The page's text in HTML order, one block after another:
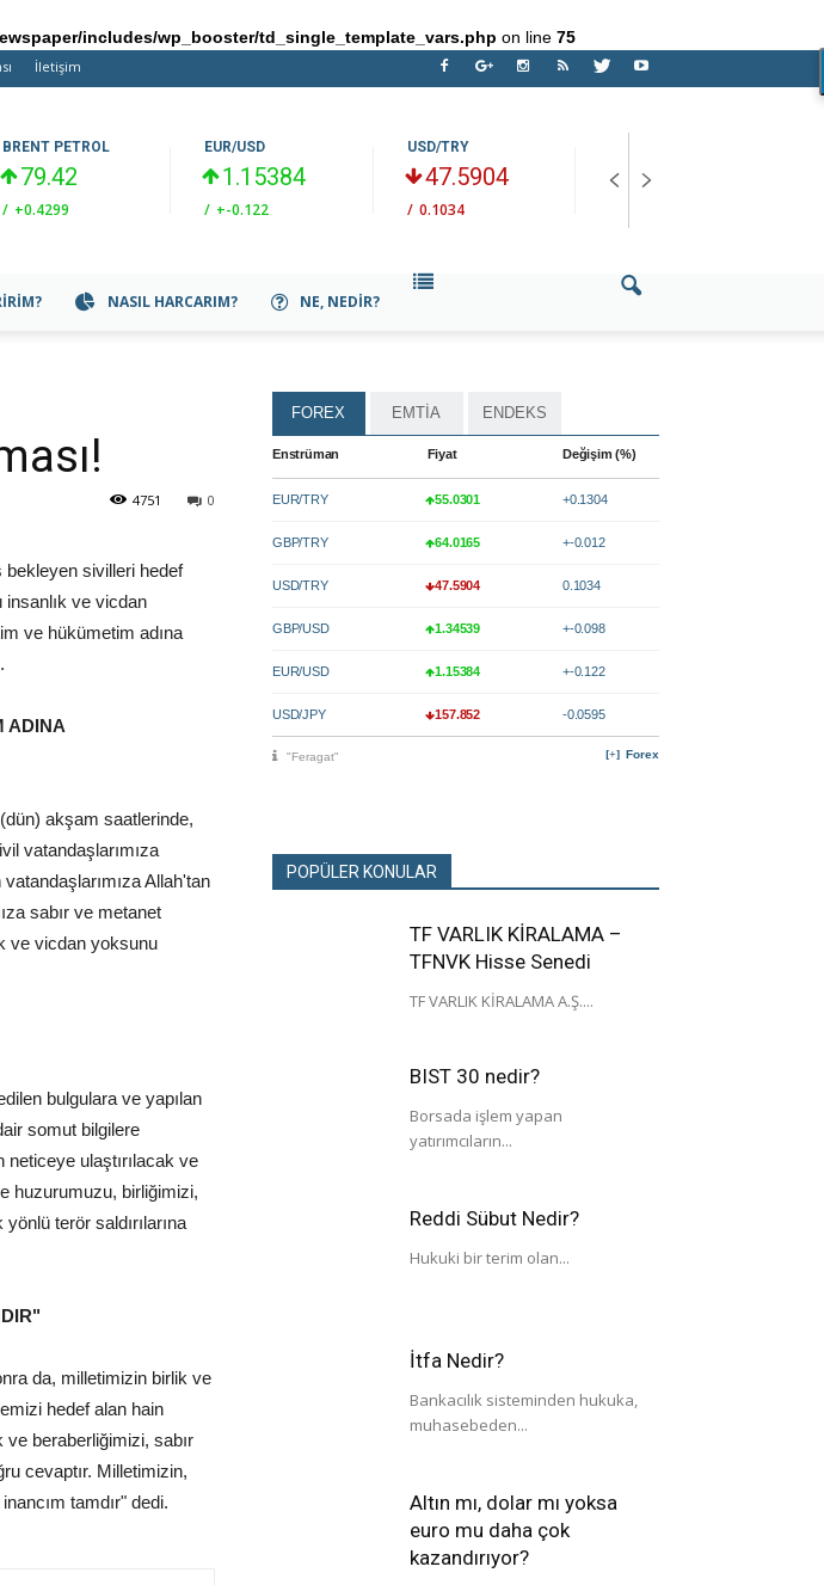
includes/wp_booster/td_single_template_vars.php on line 75
İletişim
BRENT PETROL
79.42
/ +0.4299
EUR/USD
1.15384
/ +-0.122
USD/TRY
47.5904
/ 0.1034
61.804
NASIL HARCARIM? NE, NEDIR?
0
4751
sivilleri hedef
ve vicdan
ve hükümetim adına
ADINA
akşam saatlerinde,
vatandaşlarımıza
Allah'tan
sabır ve metanet
ve vicdan yoksunu
bulgulara ve yapılan
somut bilgilere
ulaştırılacak ve
huzurumuzu, birliğimizi,
terör saldırılarına
da, milletimizin birlik ve
hedef alan hain
ve beraberliğimizi, sabır
cevaptır. Milletimizin,
tamdır" dedi.
FOREX EMTİA ENDEKS
Enstrüman Fiyat Değişim (%)
EUR/TRY 55.0301 +0.1304
GBP/TRY 64.0165 +-0.012
USD/TRY 47.5904 0.1034
GBP/USD 1.34539 +-0.098
EUR/USD 1.15384 +-0.122
USD/JPY 157.852 -0.0595
Forex
"Feragat"
POPÜLER KONULAR
TF VARLIK KİRALAMA –
TFNVK Hisse Senedi
TF VARLIK KİRALAMA A.Ş....
BIST 30 nedir?
Borsada işlem yapan
yatırımcıların...
Reddi Sübut Nedir?
Hukuki bir terim olan...
İtfa Nedir?
Bankacılık sisteminden hukuka,
muhasebeden...
Altın mı, dolar mı yoksa
euro mu daha çok
kazandırıyor?